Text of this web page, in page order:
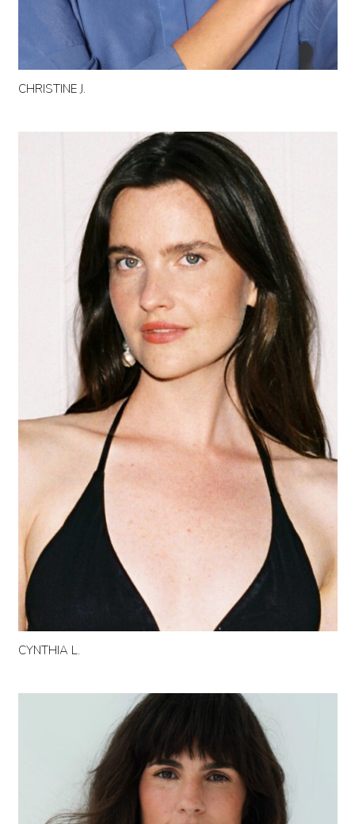
CHRISTINE J.
CYNTHIA L.